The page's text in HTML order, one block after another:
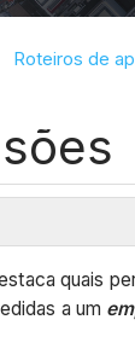
Roteiros de
quais
a um